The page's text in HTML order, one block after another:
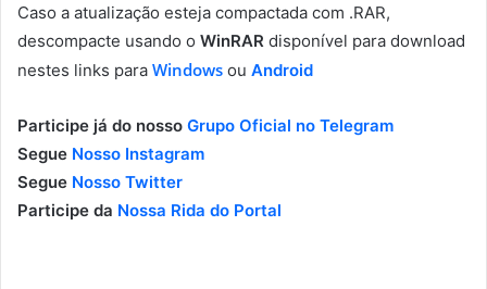
Caso a atualização esteja compactada com .RAR,
descompacte usando o WinRAR disponível para download
nestes links para Windows ou Android
Participe já do nosso Grupo Oficial no Telegram
Segue Nosso Instagram
Segue Nosso Twitter
Participe da Nossa Rida do Portal